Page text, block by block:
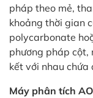
pháp theo mẻ,
khoảng thời gian
polycarbonate
phương pháp cột,
kết với nhau
Máy phân tích